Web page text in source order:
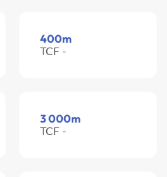
400m
TCF -
3 000m
TCF -